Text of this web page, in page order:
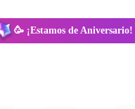
🥳 ¡Estamos de